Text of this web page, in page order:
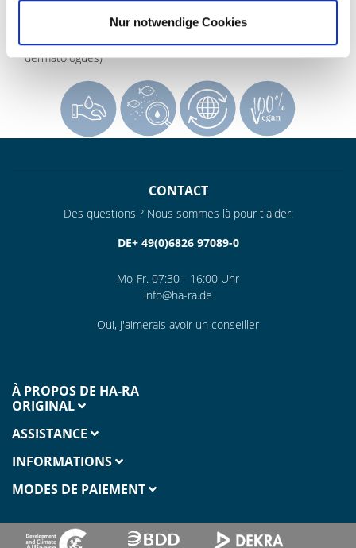
Nur notwendige Cookies
» Excellente tolérance cutanée, convient particulièrement aux
personnes allergiques (tolérance confirmée par des
dermatologues)
CONTACT
Des questions ? Nous sommes là pour t'aider:
DE+ 49(0)6826 97089-0
Mo-Fr. 07:30 - 16:00 Uhr
info@ha-ra.de
Oui, j'aimerais avoir un conseiller
À PROPOS DE HA-RA
ORIGINAL
ASSISTANCE
INFORMATIONS
MODES DE PAIEMENT